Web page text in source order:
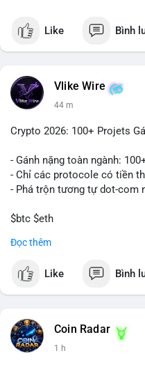
Like Bình
Vlike Wire
44 m
Crypto 2026: 100+ Projets
- Gánh nặng toàn ngành:
- Chỉ các protocole có tiền
- Phá trộn tương tự dot-com
$btc $eth
#vlikevn
📰 Nguồn: CoinDesk
Đọc thêm
Like Bình
Coin Radar
1 h